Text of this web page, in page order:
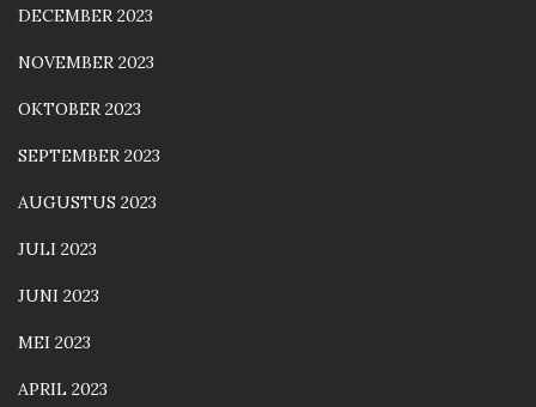
DECEMBER 2023
NOVEMBER 2023
OKTOBER 2023
SEPTEMBER 2023
AUGUSTUS 2023
JULI 2023
JUNI 2023
MEI 2023
APRIL 2023